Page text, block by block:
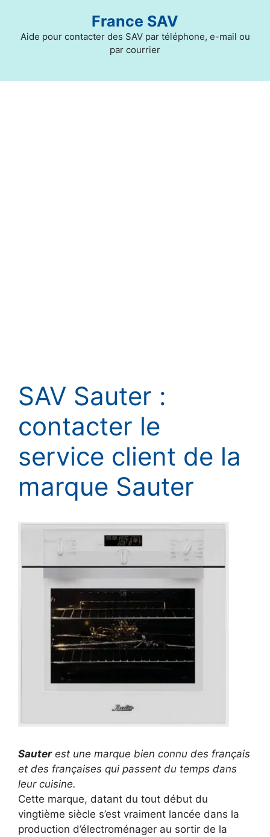
contenu
France SAV
Aide pour contacter des SAV par téléphone, e-mail ou
par courrier
SAV Sauter :
contacter le
service client de la
marque Sauter
Sauterest une marque bien connu des français
et des françaises qui passent du temps dans
leur cuisine.
Cette marque, datant du tout début du
vingtième siècle s’est vraiment lancée dans la
production d’électroménager au sortir de la